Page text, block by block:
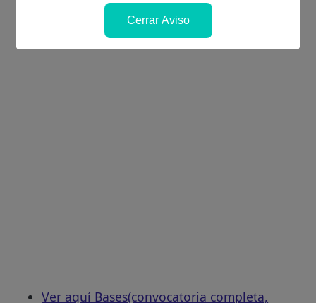
Ver aquí Bases(convocatoria completa,
Cerrar Aviso